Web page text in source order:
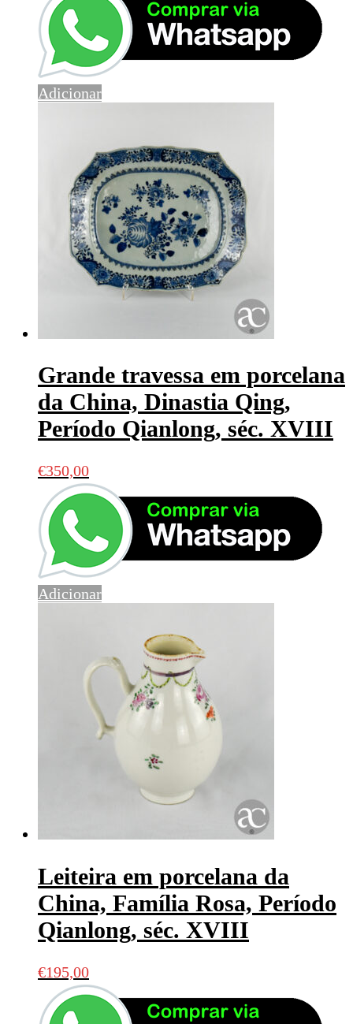
Adicionar
Grande travessa em porcelana
da China, Dinastia Qing,
Período Qianlong, séc. XVIII
€350,00
Adicionar
Leiteira em porcelana da
China, Família Rosa, Período
Qianlong, séc. XVIII
€195,00